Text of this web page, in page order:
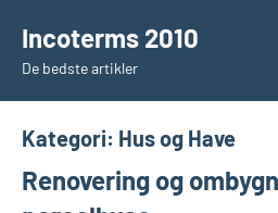
indhold
Incoterms 2010
De bedste artikler
Kategori: Hus og Have
Renovering og